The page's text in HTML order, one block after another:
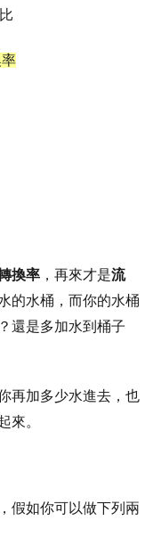
換率 ，再來才是流
的水桶，而你的水桶
還是多加水到桶子
再加多少水進去，也
來。
假如你可以做下列兩